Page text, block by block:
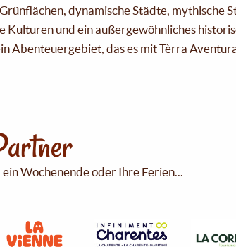
dynamische Städte, mythische
Kulturen und ein außergewöhnliches
Abenteuergebiet, das es mit Tèrra
ein Wochenende oder Ihre Ferien...